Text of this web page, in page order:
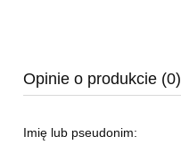
Opinie o produkcie (0)
Imię lub pseudonim: